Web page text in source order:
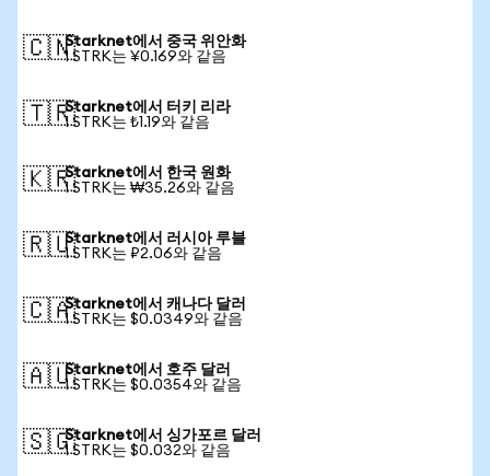
🇨🇳Starknet에서 중국 위안화
1 STRK는 ¥0.169와 같음
🇹🇷Starknet에서 터키 리라
1 STRK는 ₺1.19와 같음
🇰🇷Starknet에서 한국 원화
1 STRK는 ₩35.26와 같음
🇷🇺Starknet에서 러시아 루블
1 STRK는 ₽2.06와 같음
🇨🇦Starknet에서 캐나다 달러
1 STRK는 $0.0349와 같음
🇦🇺Starknet에서 호주 달러
1 STRK는 $0.0354와 같음
🇸🇬Starknet에서 싱가포르 달러
1 STRK는 $0.032와 같음